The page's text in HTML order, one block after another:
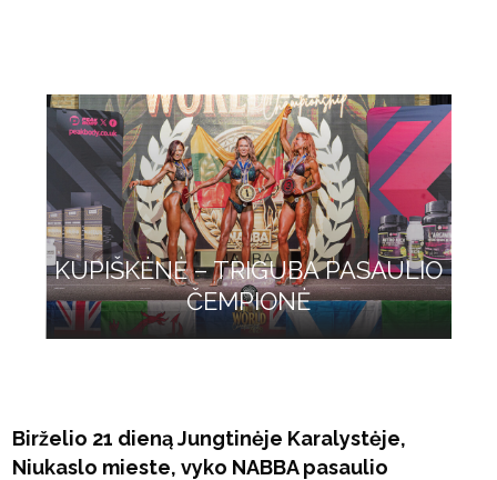
KUPIŠKĖNĖ – TRIGUBA PASAULIO
ČEMPIONĖ
Birželio 21 dieną Jungtinėje Karalystėje,
Niukaslo mieste, vyko NABBA pasaulio